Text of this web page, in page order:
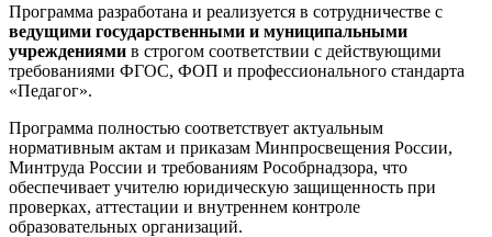
Программа разработана и реализуется в сотрудничестве с
ведущими государственными и муниципальными
учреждениями в строгом соответствии с действующими
требованиями ФГОС, ФОП и профессионального стандарта
«Педагог».
Программа полностью соответствует актуальным
нормативным актам и приказам Минпросвещения России,
Минтруда России и требованиям Рособрнадзора, что
обеспечивает учителю юридическую защищенность при
проверках, аттестации и внутреннем контроле
образовательных организаций.